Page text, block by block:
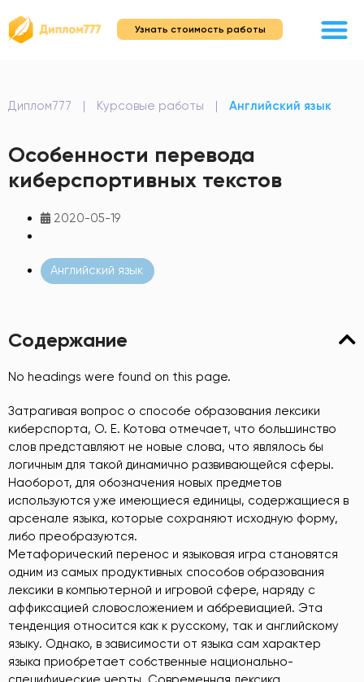
Узнать стоимость работы
Диплом777 | Курсовые работы | Английский язык
Особенности перевода
киберспортивных текстов
2020-05-19
Английский язык
Содержание
No headings were found on this page.
Затрагивая вопрос о способе образования лексики
киберспорта, О. Е. Котова отмечает, что большинство
слов представляют не новые слова, что являлось бы
логичным для такой динамично развивающейся сферы.
Наоборот, для обозначения новых предметов
используются уже имеющиеся единицы, содержащиеся в
арсенале языка, которые сохраняют исходную форму,
либо преобразуются.
Метафорический перенос и языковая игра становятся
одним из самых продуктивных способов образования
лексики в компьютерной и игровой сфере, наряду с
аффиксацией словосложением и аббревиацией. Эта
тенденция относится как к русскому, так и английскому
языку. Однако, в зависимости от языка сам характер
языка приобретает собственные национально-